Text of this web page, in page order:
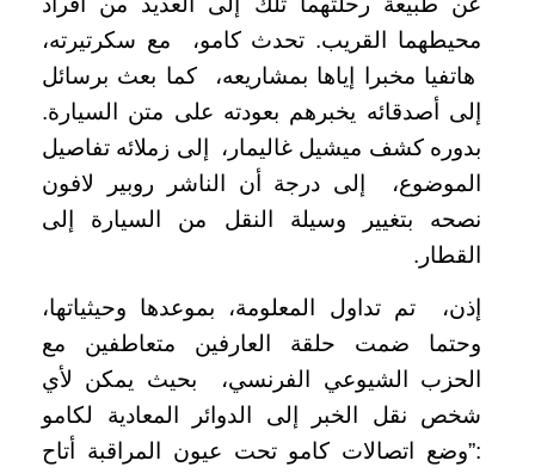
محيطهما القريب. تحدث كامو، مع سكرتيرته،
هاتفيا مخبرا إياها بمشاريعه، كما بعث برسائل
إلى أصدقائه يخبرهم بعودته على متن السيارة.
بدوره كشف ميشيل غاليمار، إلى زملائه تفاصيل
الموضوع، إلى درجة أن الناشر روبير لافون
نصحه بتغيير وسيلة النقل من السيارة إلى
القطار.
إذن، تم تداول المعلومة، بموعدها وحيثياتها،
وحتما ضمت حلقة العارفين متعاطفين مع
الحزب الشيوعي الفرنسي، بحيث يمكن لأي
شخص نقل الخبر إلى الدوائر المعادية لكامو
:”وضع اتصالات كامو تحت عيون المراقبة أتاح